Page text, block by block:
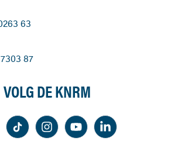
63
87
VOLG DE KNRM